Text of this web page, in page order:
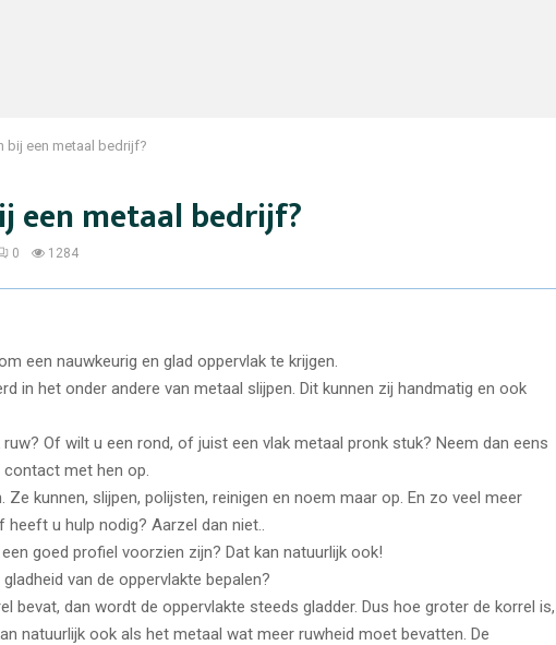
bij een metaal bedrijf?
een metaal bedrijf?
0 1284
een nauwkeurig en glad oppervlak te krijgen.
in het onder andere van metaal slijpen. Dit kunnen zij handmatig en ook
Of wilt u een rond, of juist een vlak metaal pronk stuk? Neem dan eens
met hen op.
Ze kunnen, slijpen, polijsten, reinigen en noem maar op. En zo veel meer
u hulp nodig? Aarzel dan niet..
goed profiel voorzien zijn? Dat kan natuurlijk ook!
van de oppervlakte bepalen?
bevat, dan wordt de oppervlakte steeds gladder. Dus hoe groter de korrel is,
natuurlijk ook als het metaal wat meer ruwheid moet bevatten. De